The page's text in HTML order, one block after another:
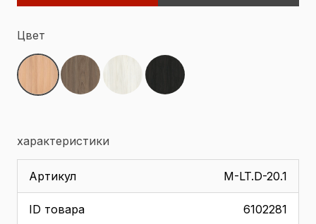
Цвет
характеристики
Артикул M-LT.D-20.1
ID товара 6102281